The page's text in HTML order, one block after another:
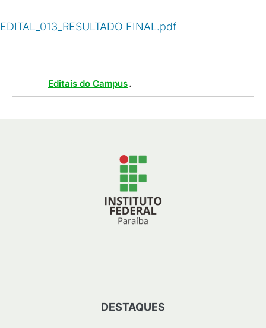
EDITAL_013_RESULTADO FINAL.pdf
Editais do Campus.
DESTAQUES